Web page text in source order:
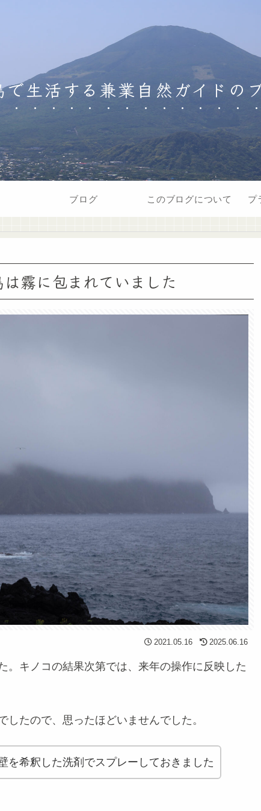
で生活する兼業自然ガイドの
ブログ このブログについて プ
霧に包まれていました
2021.05.16 2025.06.16
。キノコの結果次第では、来年の操作に反映した
たので、思ったほどいませんでした。
を希釈した洗剤でスプレーしておきました